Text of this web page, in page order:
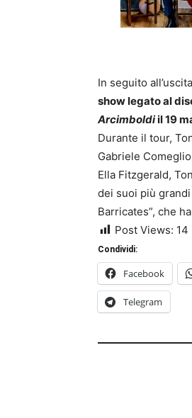
In seguito
show legato al
Arcimboldiil 19
Durante il tour,
Gabriele
Ella Fitzgerald,
dei suoi più grandi
Barricates”, che
Post Views: 14
Condividi:
Facebook
Telegram